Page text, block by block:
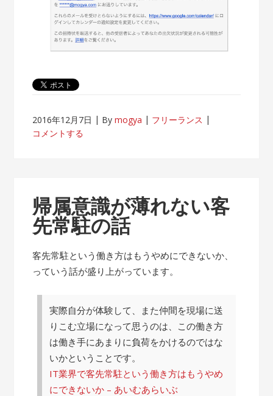
2016年12月7日 Bymogya
フリーランス
コメントする
帰属意識が薄れない客
先常駐の話
客先常駐という働き方はもうやめにできないか、
っていう話が盛り上がっています。
実際自分が体験して、また仲間を現場に送
りこむ立場になって思うのは、この働き方
は働き手にあまりに負荷をかけるのではな
いかということです。
IT業界で客先常駐という働き方はもうやめ
にできないか – あいむあらいぶ